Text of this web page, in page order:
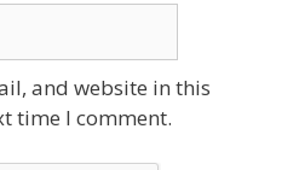
and website in this
time I comment.